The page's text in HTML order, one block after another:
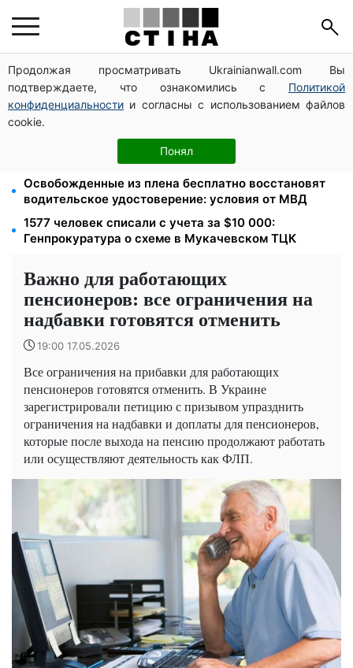
Продолжая просматривать Ukrainianwall.com Вы
подтверждаете, что ознакомились с Политикой
конфиденциальности и согласны с использованием файлов
cookie.
Понял
Новый знак на центральной улице: водителям
грузовиков запретили остановку — штраф до 680
грн
Мавики, зарядные станции и аппараты для
реанимации: Христианский корпус передал груз на
Запорожское и Покровское направления
Освобожденные из плена бесплатно восстановят
водительское удостоверение: условия от МВД
1577 человек списали с учета за $10 000:
Генпрокуратура о схеме в Мукачевском ТЦК
Важно для работающих
пенсионеров: все ограничения на
надбавки готовятся отменить
19:00 17.05.2026
Все ограничения на прибавки для работающих
пенсионеров готовятся отменить. В Украине
зарегистрировали петицию с призывом упразднить
ограничения на надбавки и доплаты для пенсионеров,
которые после выхода на пенсию продолжают работать
или осуществляют деятельность как ФЛП.